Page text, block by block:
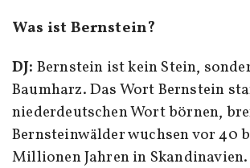
Was ist Bernstein?
DJ: Bernstein ist kein Stein,
Baumharz. Das Wort Bernstein
niederdeutschen Wort börnen,
Bernsteinwälder wuchsen vor 40
Millionen Jahren in Skandinavien.